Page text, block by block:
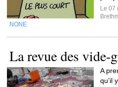
Le 07
NONE
La revue des vide-
A
qu’il